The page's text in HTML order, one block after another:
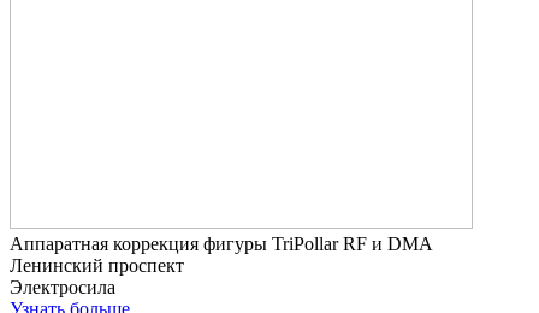
Аппаратная коррекция фигуры TriPollar RF и DMA
Ленинский проспект
Электросила